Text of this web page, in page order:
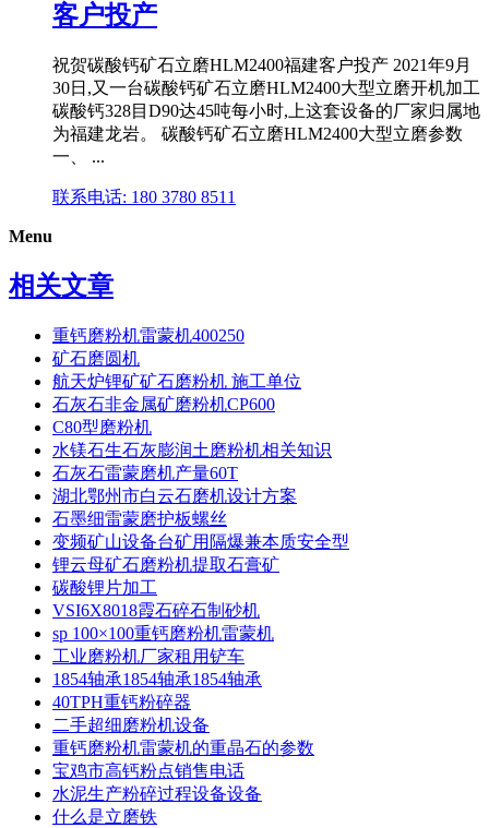
客户投产
祝贺碳酸钙矿石立磨HLM2400福建客户投产 2021年9月
30日,又一台碳酸钙矿石立磨HLM2400大型立磨开机加工
碳酸钙328目D90达45吨每小时,上这套设备的厂家归属地
为福建龙岩。 碳酸钙矿石立磨HLM2400大型立磨参数
一、 ...
联系电话: 180 3780 8511
Menu
相关文章
重钙磨粉机雷蒙机400250
矿石磨圆机
航天炉锂矿矿石磨粉机 施工单位
石灰石非金属矿磨粉机CP600
C80型磨粉机
水镁石生石灰膨润土磨粉机相关知识
石灰石雷蒙磨机产量60T
湖北鄂州市白云石磨机设计方案
石墨细雷蒙磨护板螺丝
变频矿山设备台矿用隔爆兼本质安全型
锂云母矿石磨粉机提取石膏矿
碳酸锂片加工
VSI6X8018霞石碎石制砂机
sp 100×100重钙磨粉机雷蒙机
工业磨粉机厂家租用铲车
1854轴承1854轴承1854轴承
40TPH重钙粉碎器
二手超细磨粉机设备
重钙磨粉机雷蒙机的重晶石的参数
宝鸡市高钙粉点销售电话
水泥生产粉碎过程设备设备
什么是立磨铁